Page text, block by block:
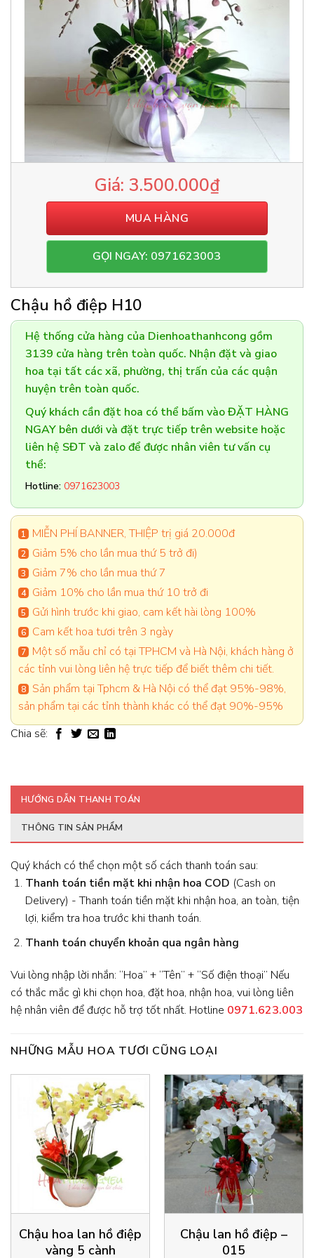
3.500.000₫
MUA HÀNG
GỌI NGAY: 0971623003
Chậu hồ điệp H10
Hệ thống cửa hàng của Dienhoathanhcong gồm
3139 cửa hàng trên toàn quốc. Nhận đặt và giao
hoa tại tất các xã, phường, thị trấn của các quận
huyện trên toàn quốc.
Quý khách cần đặt hoa có thể bấm vào ĐẶT HÀNG
NGAY bên dưới và đặt trực tiếp trên website hoặc
liên hệ SĐT và zalo để được nhân viên tư vấn cụ
thể:
Hotline: 0971623003
MIỄN PHÍ BANNER, THIỆP trị giá 20.000đ
Giảm 5% cho lần mua thứ 5 trở đi)
Giảm 7% cho lần mua thứ 7
Giảm 10% cho lần mua thứ 10 trở đi
Gửi hình trước khi giao, cam kết hài lòng 100%
Cam kết hoa tươi trên 3 ngày
Một số mẫu chỉ có tại TPHCM và Hà Nội, khách hàng ở
các tỉnh vui lòng liên hệ trực tiếp để biết thêm chi tiết.
Sản phẩm tại Tphcm & Hà Nội có thể đạt 95%-98%,
sản phẩm tại các tỉnh thành khác có thể đạt 90%-95%
Chia sẽ:
HƯỚNG DẪN THANH TOÁN
THÔNG TIN SẢN PHẨM
Quý khách có thể chọn một số cách thanh toán sau:
Thanh toán tiền mặt khi nhận hoa COD (Cash on
Delivery) - Thanh toán tiền mặt khi nhận hoa, an toàn, tiện
lợi, kiểm tra hoa trước khi thanh toán.
Thanh toán chuyển khoản qua ngân hàng
Vui lòng nhập lời nhắn: “Hoa” + “Tên” + “Số điện thoại” Nếu
có thắc mắc gì khi chọn hoa, đặt hoa, nhận hoa, vui lòng liên
hệ nhân viên để được hỗ trợ tốt nhất. Hotline 0971.623.003
NHỮNG MẪU HOA TƯƠI CŨNG LOẠI
Chậu hoa lan hồ điệp
vàng 5 cành
Chậu lan hồ điệp –
015